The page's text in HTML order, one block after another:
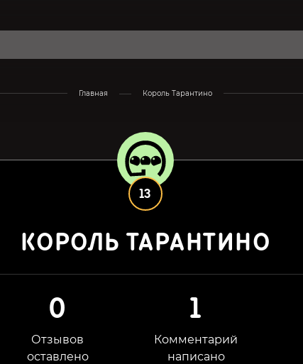
Главная Король Тарантино
13
КОРОЛЬ ТАРАНТИНО
0
Отзывов
оставлено
1
Комментарий
написано